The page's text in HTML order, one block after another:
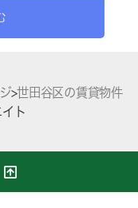
>世田谷区の賃貸物件
ト